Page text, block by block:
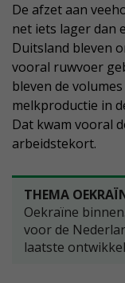
De afzet aan
net iets lager dan
Duitsland bleven
vooral ruwvoer
bleven de
melkproductie in
Dat kwam vooral
arbeidstekort.
THEMA
Oekraïne
voor de
laatste